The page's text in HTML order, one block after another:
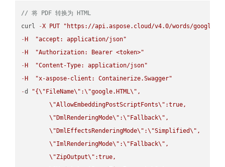
// 将 PDF 转换为 HTML
curl
-X PUT
"https://api.aspose.cloud/v4.0/words/
- H
"accept: application/json"
- H
"Authorization: Bearer <token>"
- H
"Content-Type: application/json"
- H
"x-aspose-client: Containerize.Swagger"
-d "{\" FileName\" :\"google.HTML\" ,
\"AllowEmbeddingPostScriptFonts\" :true,
\" DmlRenderingMode\" :\" Fallback\" ,
\" DmlEffectsRenderingMode\" :\"Simplified\" ,
\"ImlRenderingMode\" :\" Fallback\" ,
\"ZipOutput\" :true,